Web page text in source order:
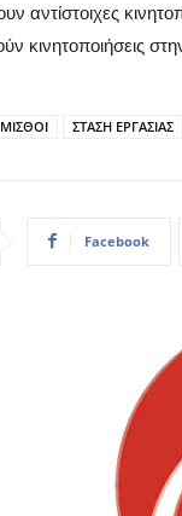
αντίστοιχες
κινητοποιήσεις
ΜΙΣΘΟΙ ΣΤΑΣΗ ΕΡΓΑΣΙΑΣ
Facebook